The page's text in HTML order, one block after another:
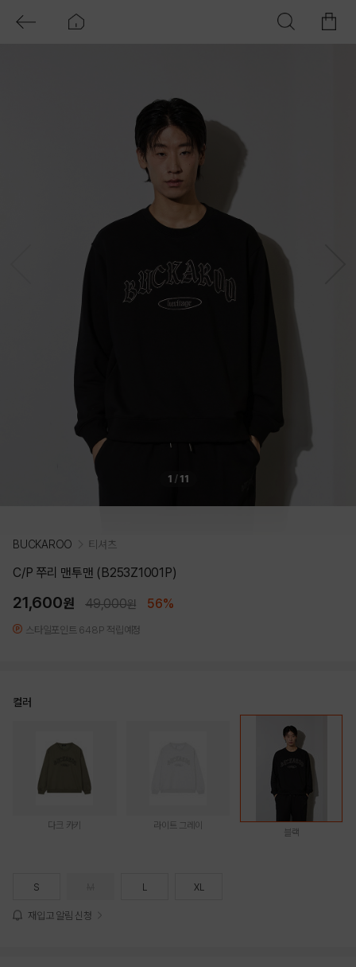
1 / 11
BUCKAROO 티셔츠
C/P 쭈리 맨투맨 (B253Z1001P)
21,600원 49,000원 56%
스타일포인트 648P 적립예정
컬러
다크 카키 라이트 그레이
블랙
S L XL
재입고 알림 신청